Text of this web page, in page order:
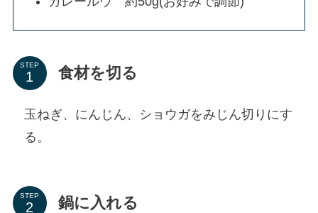
STEP 食材を切る
玉ねぎ、にんじん、ショウガをみじん切りにす
る。
STEP 鍋に入れる